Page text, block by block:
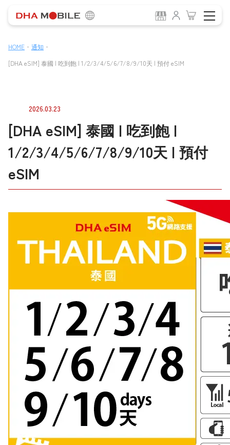
HOME - 通知 -
[DHA eSIM] 泰國 | 吃到飽 | 1/2/3/4/5/6/7/8/9/10天 | 預付 eSIM
2026.03.23
[DHA eSIM] 泰國 | 吃到飽 |
1/2/3/4/5/6/7/8/9/10天 | 預付
eSIM